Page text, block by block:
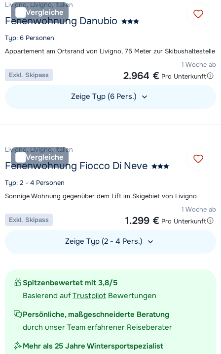
Spitzenbewertet mit 3,8/5
Basierend aufTrustpilot Bewertungen
Persönliche, maßgeschneiderte Beratung
durch unser Team erfahrener Reiseberater
Mehr als 25 Jahre Wintersportspezialist
Vergleiche
Livigno, Livigno, Italien
Ferienwohnung Danubio
Typ: 6 Personen
Appartement am Ortsrand von Livigno, 75 Meter zur Skibushaltestelle
1 Woche ab
2.964 € Pro Unterkunft
Exkl. Skipass
Zeige Typ (6 Pers.)
Vergleiche
Livigno, Livigno, Italien
Ferienwohnung Fiocco Di Neve
Typ: 2 - 4 Personen
Sonnige Wohnung gegenüber dem Lift im Skigebiet von Livigno
1 Woche ab
1.299 € Pro Unterkunft
Exkl. Skipass
Zeige Typ (2 - 4 Pers.)